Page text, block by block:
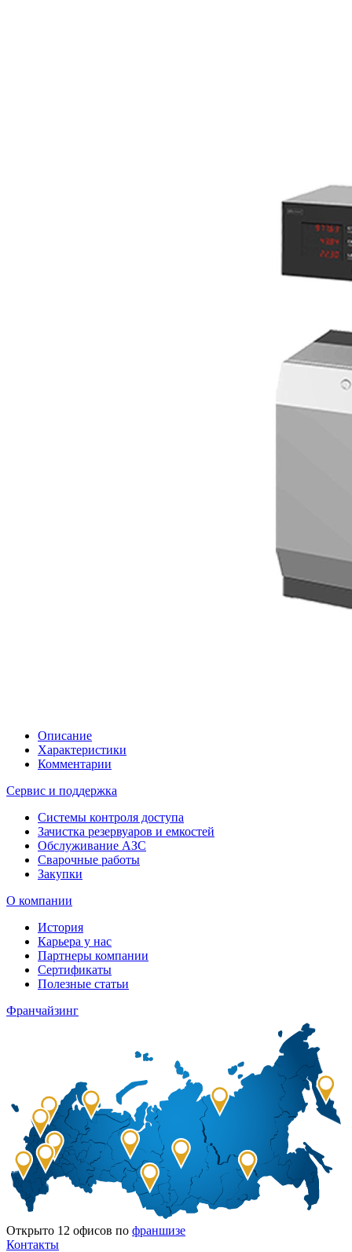
Описание
Характеристики
Комментарии
Сервис и поддержка
Системы контроля доступа
Зачистка резервуаров и емкостей
Обслуживание АЗС
Сварочные работы
Закупки
О компании
История
Карьера у нас
Партнеры компании
Сертификаты
Полезные статьи
Франчайзинг
Открыто 12 офисов по франшизе
Контакты